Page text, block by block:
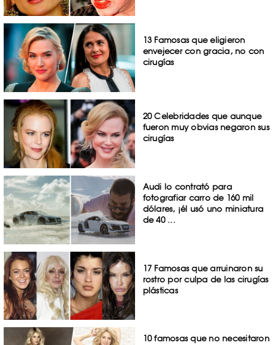
13 Famosas que eligieron
envejecer con gracia, no con
cirugías
20 Celebridades que aunque
fueron muy obvias negaron sus
cirugías
Audi lo contrató para
fotografiar carro de 160 mil
dólares, ¡él usó uno miniatura
de 40 ...
17 Famosas que arruinaron su
rostro por culpa de las cirugías
plásticas
10 famosas que no necesitaron